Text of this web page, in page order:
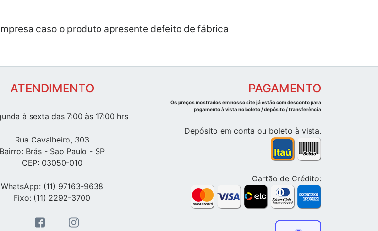
caso o produto apresente defeito de fábrica
ATENDIMENTO
à sexta das 7:00 às 17:00 hrs
Rua Cavalheiro, 303
Bairro: Brás - Sao Paulo - SP
CEP: 03050-010
WhatsApp: (11) 97163-9638
Fixo: (11) 2292-3700
PAGAMENTO
Os preços mostrados em nosso site já estão com desconto para
pagamento à vista no boleto / depósito / transferência
Depósito em conta ou boleto à vista.
Cartão de Crédito: